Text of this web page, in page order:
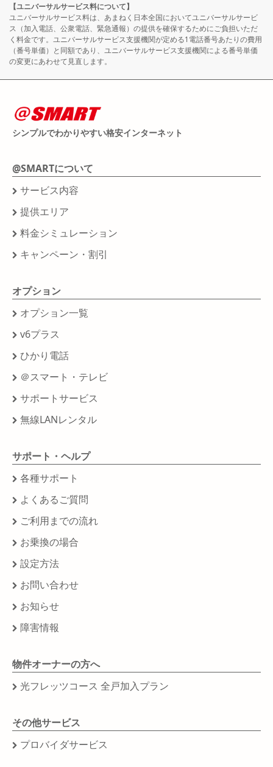
【ユニバーサルサービス料について】
ユニバーサルサービス料は、あまねく日本全国においてユニバーサルサービ
ス（加入電話、公衆電話、緊急通報）の提供を確保するためにご負担いただ
く料金です。ユニバーサルサービス支援機関が定める1電話番号あたりの費用
（番号単価）と同額であり、ユニバーサルサービス支援機関による番号単価
の変更にあわせて見直します。
シンプルでわかりやすい格安インターネット
@SMARTについて
サービス内容
提供エリア
料金シミュレーション
キャンペーン・割引
オプション
オプション一覧
v6プラス
ひかり電話
＠スマート・テレビ
サポートサービス
無線LANレンタル
サポート・ヘルプ
各種サポート
よくあるご質問
ご利用までの流れ
お乗換の場合
設定方法
お問い合わせ
お知らせ
障害情報
物件オーナーの方へ
光フレッツコース 全戸加入プラン
その他サービス
プロバイダサービス